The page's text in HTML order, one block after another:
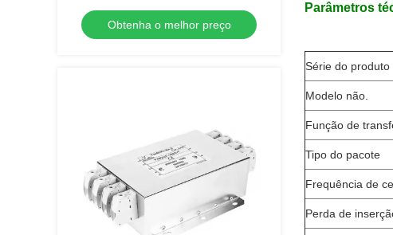
100A
Obtenha o melhor preço
Parâmetros
Série do produto
Modelo não.
Função de
Tipo do pacote
Frequência de
Perda de